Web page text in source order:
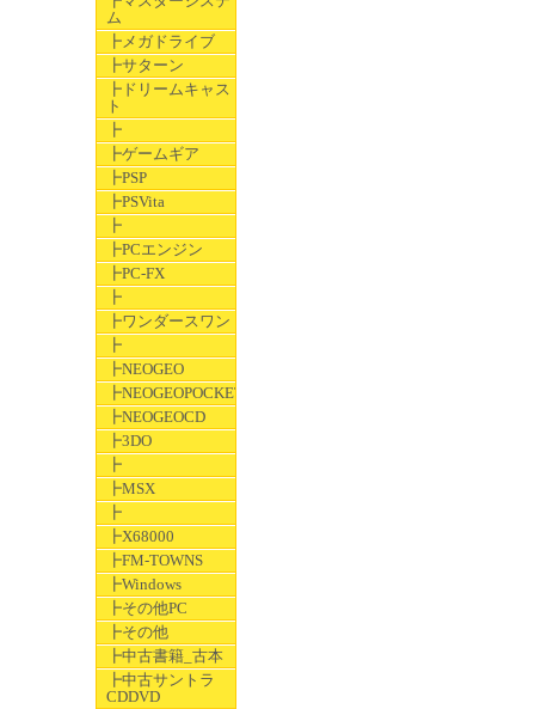
ム
┣メガドライブ
┣サターン
┣ドリームキャス
ト
┣
┣ゲームギア
┣PSP
┣PSVita
┣
┣PCエンジン
┣PC-FX
┣
┣ワンダースワン
┣
┣NEOGEO
┣NEOGEOPOCKET
┣NEOGEOCD
┣3DO
┣
┣MSX
┣
┣X68000
┣FM-TOWNS
┣Windows
┣その他PC
┣その他
┣中古書籍_古本
┣中古サントラ
CDDVD